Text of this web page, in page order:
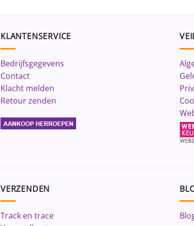
KLANTENSERVICE
Bedrijfsgegevens
Contact
Klacht melden
Retour zenden
VERZENDEN
Track en trace